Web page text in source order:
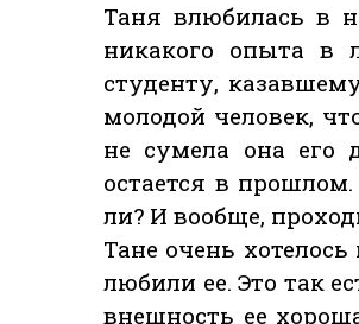
Таня влюбилась в
никакого опыта в
студенту,
молодой человек,
не сумела она его
остается в
ли? И вообще,
Тане очень
любили ее. Это так
внешность ее